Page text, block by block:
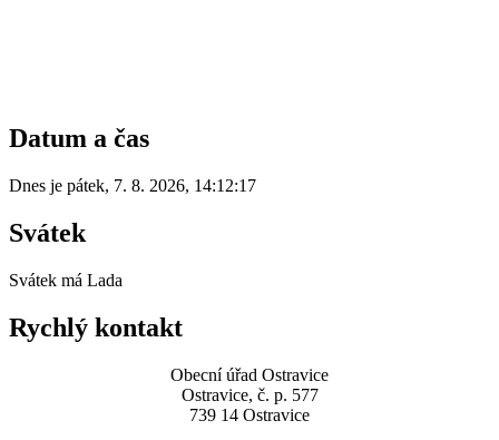
Datum a čas
Dnes je pátek, 7. 8. 2026, 14:12:17
Svátek
Svátek má Lada
Rychlý kontakt
Obecní úřad Ostravice
Ostravice, č. p. 577
739 14 Ostravice